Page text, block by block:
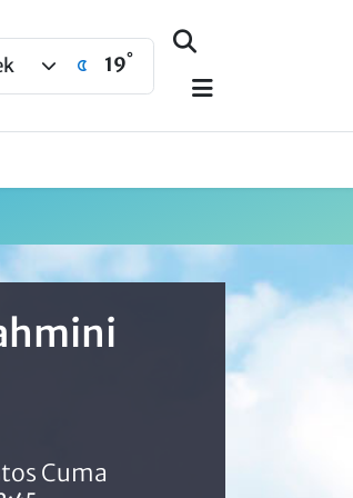
19°
Cuma